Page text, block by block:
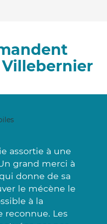
Villebernier
assortie à une
grand merci à
donne de sa
le mécène le
à la
reconnue. Les